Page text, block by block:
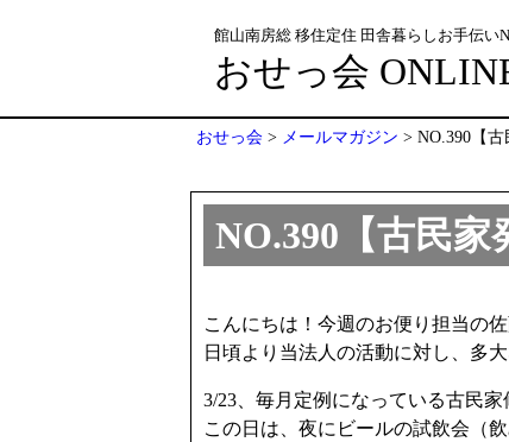
館山南房総 移住定住 田舎暮らしお手伝い
おせっ会
おせっ会 > メールマガジン > NO.390【
NO.390【古民家
こんにちは！今週のお便り担当の佐
日頃より当法人の活動に対し、多
3/23、毎月定例になっている古民
この日は、夜にビールの試飲会（